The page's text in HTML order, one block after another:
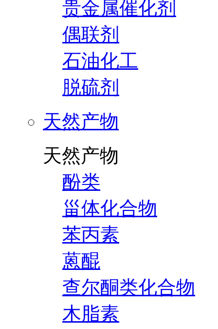
贵金属催化剂
偶联剂
石油化工
脱硫剂
天然产物
天然产物
酚类
甾体化合物
苯丙素
蒽醌
查尔酮类化合物
木脂素